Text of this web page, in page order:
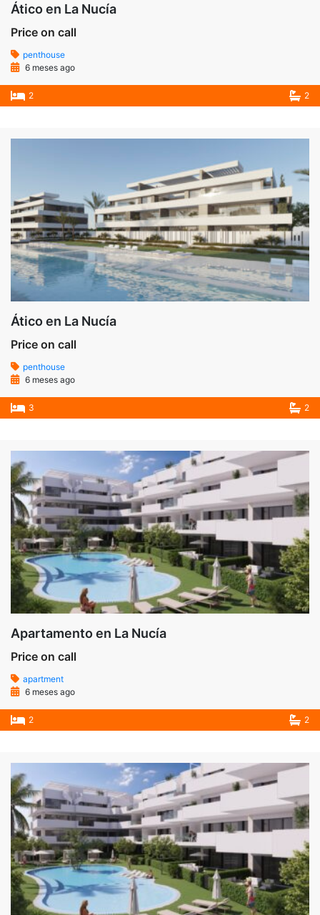
Ático en La Nucía
Price on call
penthouse
6 meses ago
2 2
Ático en La Nucía
Price on call
penthouse
6 meses ago
3 2
Apartamento en La Nucía
Price on call
apartment
6 meses ago
2 2